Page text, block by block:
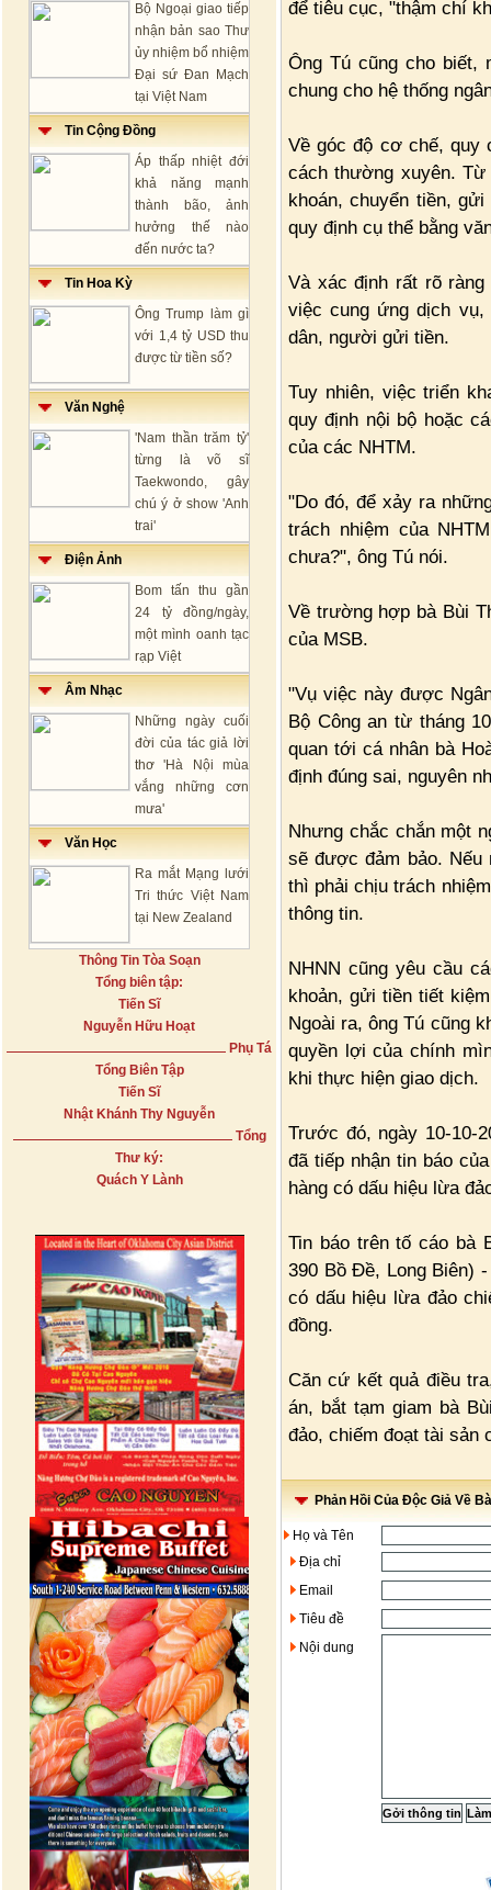
Bộ Ngoại giao tiếp
nhận bản sao Thư
ủy nhiệm bổ nhiệm
Đại sứ Đan Mạch
tại Việt Nam
Tin Cộng Đồng
Áp thấp nhiệt đới
khả năng mạnh
thành bão, ảnh
hưởng thế nào
đến nước ta?
Tin Hoa Kỳ
Ông Trump làm gì
với 1,4 tỷ USD thu
được từ tiền số?
Văn Nghệ
'Nam thần trăm tỷ'
từng là võ sĩ
Taekwondo, gây
chú ý ở show 'Anh
trai'
Điện Ảnh
Bom tấn thu gần
24 tỷ đồng/ngày,
một mình oanh tạc
rạp Việt
Âm Nhạc
Những ngày cuối
đời của tác giả lời
thơ 'Hà Nội mùa
vắng những cơn
mưa'
Văn Học
Ra mắt Mạng lưới
Tri thức Việt Nam
tại New Zealand
Thông Tin Tòa Soạn
Tổng biên tập:
Tiến Sĩ
Nguyễn Hữu Hoạt
Phụ Tá
Tổng Biên Tập
Tiến Sĩ
Nhật Khánh Thy Nguyễn
Tổng
Thư ký:
Quách Y Lành
để tiêu cục, "thậm chí
Ông Tú cũng cho biết,
chung cho hệ thống
Về góc độ cơ chế, quy
cách thường xuyên.
khoán, chuyển tiền,
quy định cụ thể bằng
Và xác định rất rõ
việc cung ứng dịch
dân, người gửi tiền.
Tuy nhiên, việc triển
quy định nội bộ hoặc
của các NHTM.
"Do đó, để xảy ra
trách nhiệm của
chưa?", ông Tú nói.
Về trường hợp bà Bùi
của MSB.
"Vụ việc này được
Bộ Công an từ tháng
quan tới cá nhân bà
định đúng sai, nguyên
Nhưng chắc chắn một
sẽ được đảm bảo. Nếu
thì phải chịu trách
thông tin.
NHNN cũng yêu cầu
khoản, gửi tiền tiết
Ngoài ra, ông Tú cũng
quyền lợi của chính
khi thực hiện giao dịch.
Trước đó, ngày 10-10-
đã tiếp nhận tin báo
hàng có dấu hiệu lừa
Tin báo trên tố cáo bà
390 Bồ Đề, Long Biên)
có dấu hiệu lừa đảo
đồng.
Căn cứ kết quả điều
án, bắt tạm giam bà
đảo, chiếm đoạt tài sản
Phản Hồi Của Độc Giả Về
Họ và Tên
Địa chỉ
Email
Tiêu đề
Nội dung